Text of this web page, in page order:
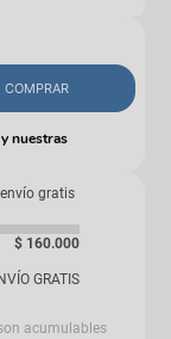
COMPRAR
nuestras
gratis
$ 160.000
GRATIS
acumulables